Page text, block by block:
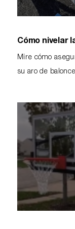
Cómo nivelar
Mire cómo
su aro de